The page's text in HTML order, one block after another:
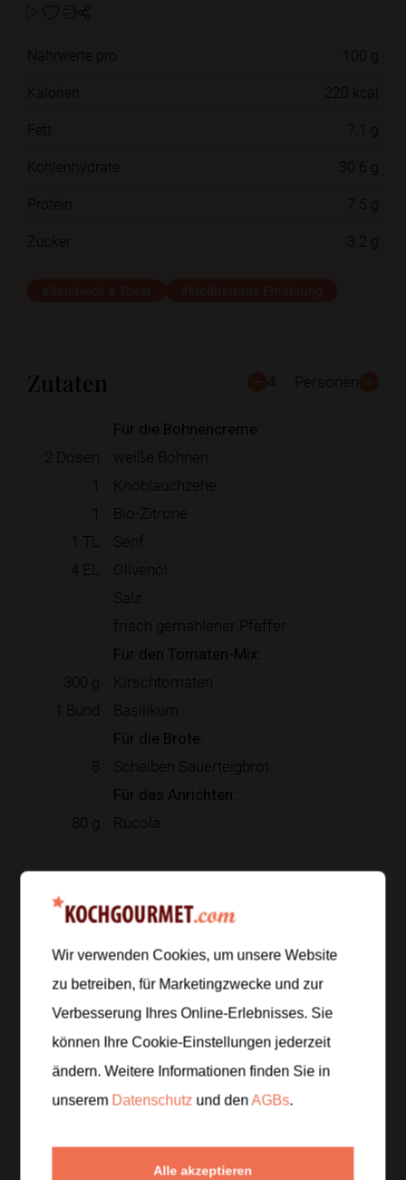
Nährwerte pro
100 g
Kalorien
220 kcal
Fett
7.1 g
Kohlenhydrate
30.6 g
Protein
7.5 g
Zucker
3.2 g
Zutaten 4 Personen
Für die Bohnencreme:
2 Dosen
weiße Bohnen
1
Knoblauchzehe
1
Bio-Zitrone
1 TL
Senf
4 EL
Olivenöl
Salz
frisch gemahlener Pfeffer
Für den Tomaten-Mix:
300 g
Kirschtomaten
1 Bund Basilikum
Für die Brote:
8 Scheiben Sauerteigbrot
Für das Anrichten:
80 g Rucola
Zubereitung
Weiße Bohnen in ein Sieb abgießen, kalt abspülen
und gut abtropfen lassen. Eine kleine Handvoll
Bohnen beiseitelegen, damit die Brote später mehr
Wir verwenden Cookies, um unsere Website
zu betreiben, für Marketingzwecke und zur
Verbesserung Ihres Online-Erlebnisses. Sie
können Ihre Cookie-Einstellungen jederzeit
ändern. Weitere Informationen finden Sie in
unserem Datenschutz und denAGBs.
Alle akzeptieren